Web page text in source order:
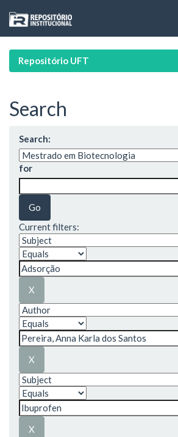
navigation
Repositório UFT
Search
Search:
for
Current filters: